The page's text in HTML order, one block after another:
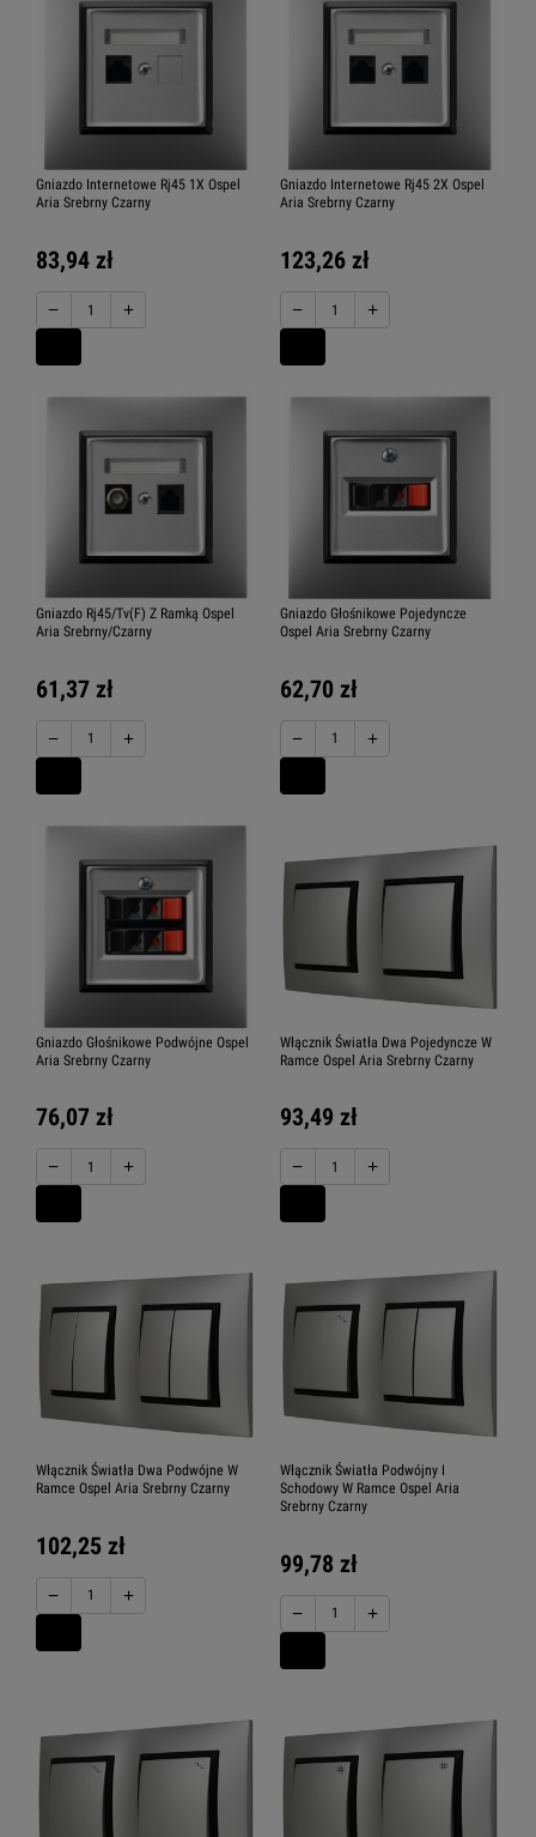
Gniazdo Internetowe Rj45 1X Ospel
Aria Srebrny Czarny
83,94 zł
− +
Gniazdo Internetowe Rj45 2X Ospel
Aria Srebrny Czarny
123,26 zł
− +
Gniazdo Rj45/Tv(F) Z Ramką Ospel
Aria Srebrny/Czarny
61,37 zł
− +
Gniazdo Głośnikowe Pojedyncze
Ospel Aria Srebrny Czarny
62,70 zł
− +
Gniazdo Głośnikowe Podwójne Ospel
Aria Srebrny Czarny
76,07 zł
− +
Włącznik Światła Dwa Pojedyncze W
Ramce Ospel Aria Srebrny Czarny
93,49 zł
− +
Włącznik Światła Dwa Podwójne W
Ramce Ospel Aria Srebrny Czarny
102,25 zł
− +
Włącznik Światła Podwójny I
Schodowy W Ramce Ospel Aria
Srebrny Czarny
99,78 zł
− +